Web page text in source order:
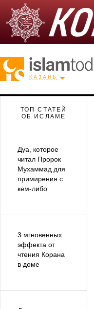
КАЗАНЬ
ТОП СТАТЕЙ
ОБ ИСЛАМЕ
Дуа, которое
читал Пророк
Мухаммад для
примирения с
кем-либо
3 мгновенных
эффекта от
чтения Корана
в доме